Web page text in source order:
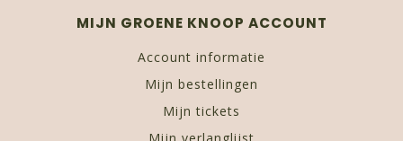
MIJN GROENE KNOOP ACCOUNT
Account informatie
Mijn bestellingen
Mijn tickets
Mijn verlanglijst